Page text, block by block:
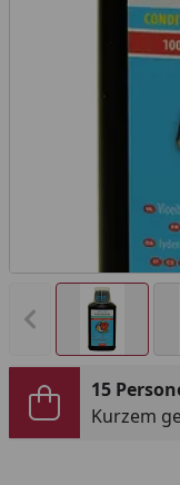
Vorheriges Bild
15
Kurzem